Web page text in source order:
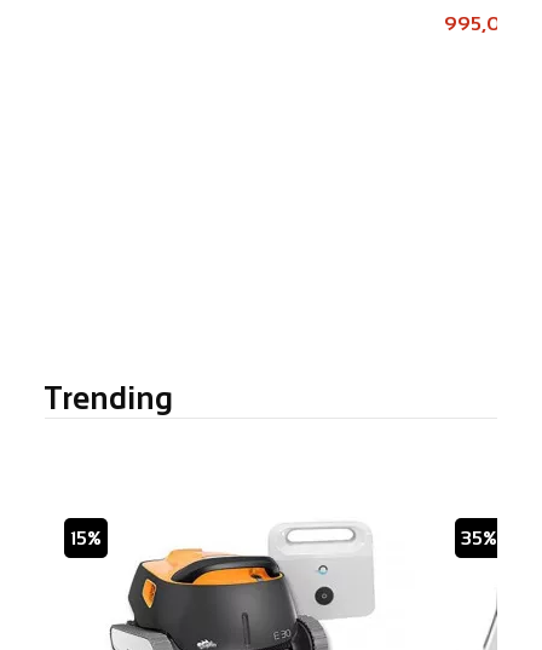
995,00 €
Trending
15% 35%